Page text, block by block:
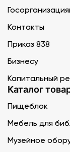
Контакты
Приказ 838
Бизнесу
Капитальный
Каталог
Пищеблок
Мебель для
Музейное